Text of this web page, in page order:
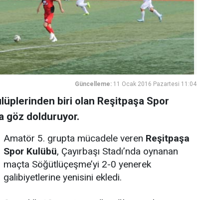
Güncelleme: 11 Ocak 2016 Pazartesi 11:04
biri olan Reşitpaşa Spor
göz dolduruyor.
Amatör 5. grupta mücadele veren Reşitpaşa
Spor Kulübü, Çayırbaşı Stadı’nda oynanan
maçta Söğütlüçeşme’yi 2-0 yenerek
galibiyetlerine yenisini ekledi.